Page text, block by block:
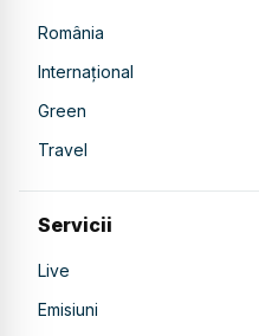
România
Internațional
Green
Travel
Servicii
Live
Emisiuni